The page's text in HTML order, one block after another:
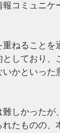
コミュニケ
ねることを
しており、
かといった
しかったが
たものの、